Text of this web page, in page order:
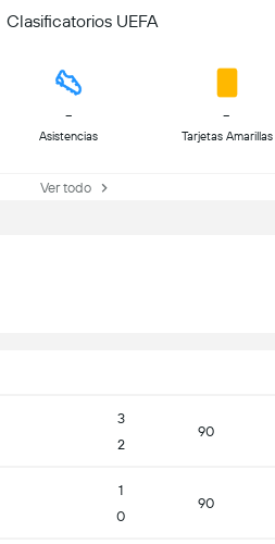
Clasificatorios UEFA
-
Asistencias
-
Tarjetas Amarillas
Ver todo
3
2
90
1
0
90